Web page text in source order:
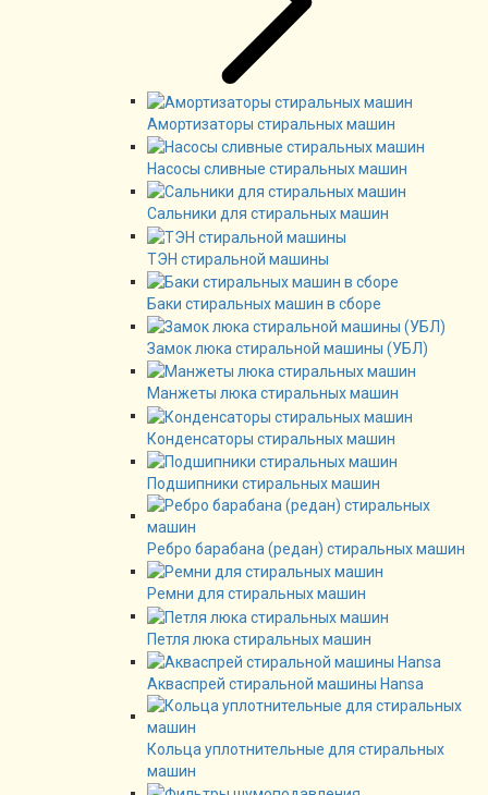
Амортизаторы стиральных машин
Насосы сливные стиральных машин
Сальники для стиральных машин
ТЭН стиральной машины
Баки стиральных машин в сборе
Замок люка стиральной машины (УБЛ)
Манжеты люка стиральных машин
Конденсаторы стиральных машин
Подшипники стиральных машин
Ребро барабана (редан) стиральных машин
Ремни для стиральных машин
Петля люка стиральных машин
Акваспрей стиральной машины Hansa
Кольца уплотнительные для стиральных
машин